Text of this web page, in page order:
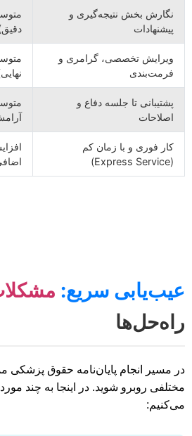
نگارش بخش نتیجه‌گیری و
پیشنهادات
ویرایش تخصصی، گرامری و
فرمت‌بندی
پشتیبانی تا جلسه دفاع و
اصلاحات
کار فوری و با زمان کم
(Express Service)
عیب‌یابی سریع:
راه‌حل‌ها
در مسیر انجام پایان‌نامه حقوق
مختلفی روبرو شوید. در اینجا به چند
می‌کنیم: